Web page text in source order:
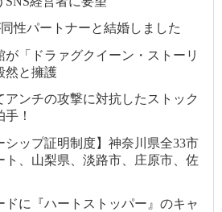
性パートナーと結婚しました
が「ドラァグクイーン・ストーリ
然と擁護
アンチの攻撃に対抗したストック
！
シップ証明制度】神奈川県全33市
ト、山梨県、淡路市、庄原市、佐
ドに『ハートストッパー』のキャ